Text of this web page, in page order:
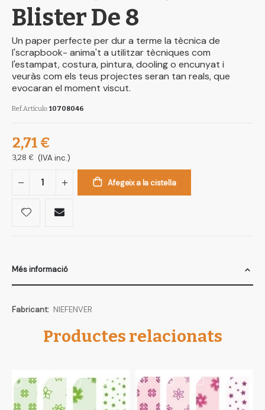
Blister De 8
Un paper perfecte per dur a terme la tècnica de
l'scrapbook- anima't a utilitzar tècniques com
l'estampat, costura, pintura, dooling o encunyat i
veuràs com els teus projectes seran tan reals, que
evocaran el moment viscut.
Ref.Artículo 10708046
2,71 €
3,28 € (IVA inc.)
Afegeix a la cistella
Més informació
Més
NIEFENVER
Productes relacionats